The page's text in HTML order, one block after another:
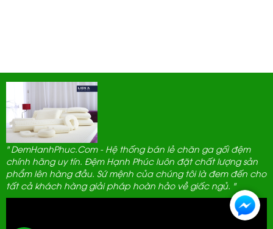
" DemHanhPhuc.Com - Hệ thống bán lẻ chăn ga gối đệm
chính hãng uy tín. Đệm Hạnh Phúc luôn đặt chất lượng sản
phẩm lên hàng đầu. Sứ mệnh của chúng tôi là đem đến cho
tất cả khách hàng giải pháp hoàn hảo về giấc ngủ. "